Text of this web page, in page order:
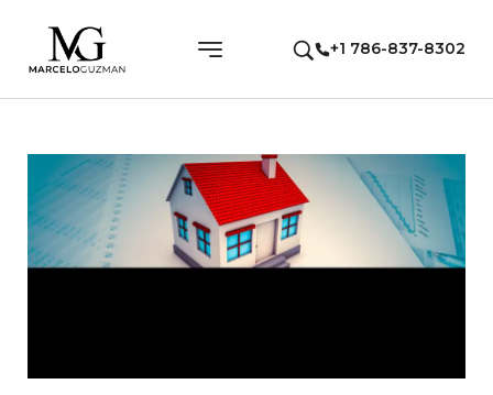
+1 786-837-8302